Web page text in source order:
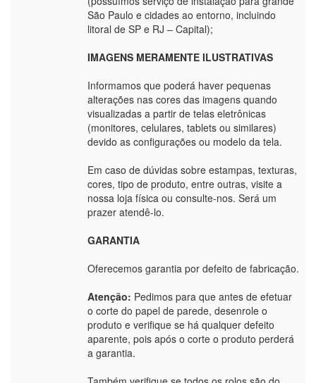
São Paulo e cidades ao entorno, incluindo
litoral de SP e RJ – Capital);
IMAGENS MERAMENTE ILUSTRATIVAS
Informamos que poderá haver pequenas
alterações nas cores das imagens quando
visualizadas a partir de telas eletrônicas
(monitores, celulares, tablets ou similares)
devido as configurações ou modelo da tela.
Em caso de dúvidas sobre estampas, texturas,
cores, tipo de produto, entre outras, visite a
nossa loja física ou consulte-nos. Será um
prazer atendê-lo.
GARANTIA
Oferecemos garantia por defeito de fabricação.
Atenção: Pedimos para que antes de efetuar
o corte do papel de parede, desenrole o
produto e verifique se há qualquer defeito
aparente, pois após o corte o produto perderá
a garantia.